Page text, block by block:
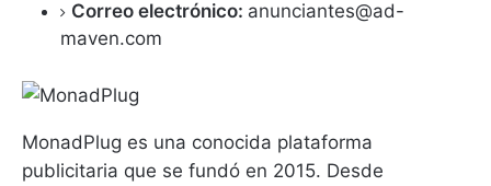
Correo electrónico: anunciantes@ad-
maven.com
MonadPlug es una conocida plataforma
publicitaria que se fundó en 2015. Desde